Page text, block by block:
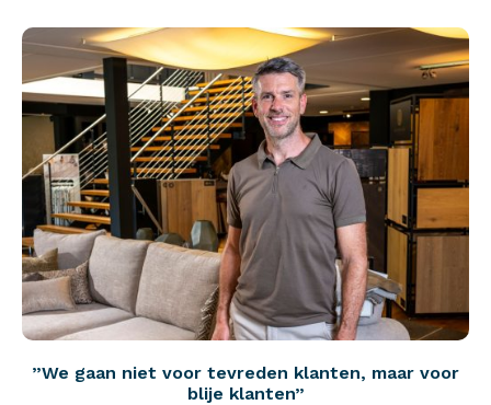
”We gaan niet voor tevreden klanten, maar voor
blije klanten”